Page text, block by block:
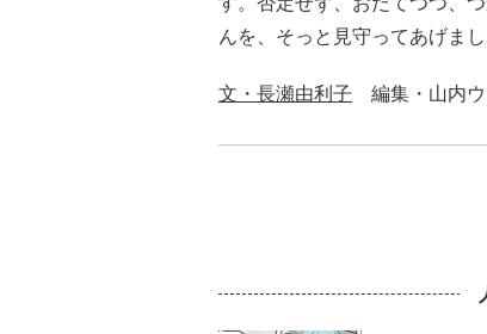
んを、そっと見守ってあげまし
文・長瀬由利子 編集・山内ウ